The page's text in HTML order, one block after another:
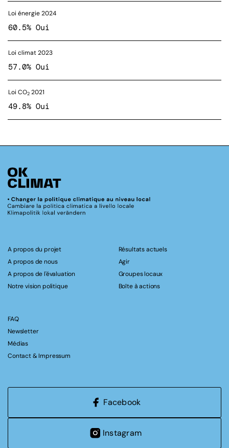
Loi énergie 2024
60.5% Oui
Loi climat 2023
57.0% Oui
Loi CO2 2021
49.8% Oui
A propos du projet
A propos de nous
A propos de l'évaluation
Notre vision politique
Résultats actuels
Agir
Groupes locaux
Boîte à actions
FAQ
Newsletter
Médias
Contact & Impressum
Facebook
Instagram